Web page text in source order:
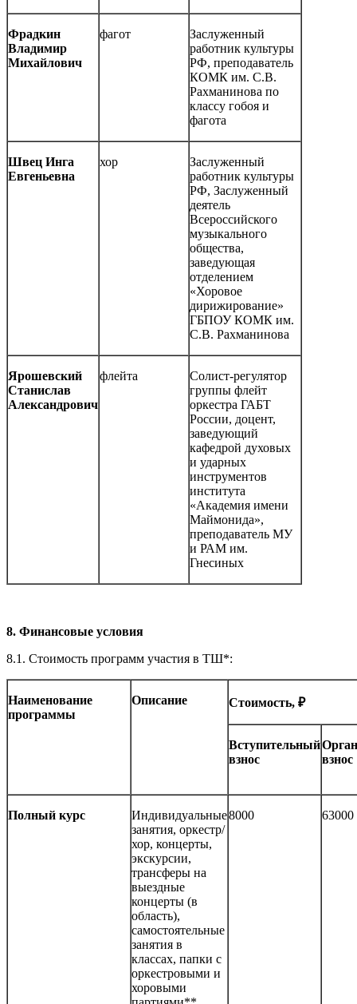
Фрадкин
Владимир
Михайлович
фагот
Заслуженный
работник культуры
РФ, преподаватель
КОМК им. С.В.
Рахманинова по
классу гобоя и
фагота
Швец Инга
Евгеньевна
хор
Заслуженный
работник культуры
РФ, Заслуженный
деятель
Всероссийского
музыкального
общества,
заведующая
отделением
«Хоровое
дирижирование»
ГБПОУ КОМК им.
С.В. Рахманинова
Ярошевский
Станислав
Александрович
флейта
Солист-регулятор
группы флейт
оркестра ГАБТ
России, доцент,
заведующий
кафедрой духовых
и ударных
инструментов
института
«Академия имени
Маймонида»,
преподаватель МУ
и РАМ им.
Гнесиных
8. Финансовые условия
8.1. Стоимость программ участия в ТШ*:
Наименование
программы
Описание Стоимость, ₽
Вступительный
взнос
взнос
Полный курс
Индивидуальные
занятия, оркестр/
хор, концерты,
экскурсии,
трансферы на
выездные
концерты (в
область),
самостоятельные
занятия в
классах, папки с
оркестровыми и
хоровыми
8000 63000